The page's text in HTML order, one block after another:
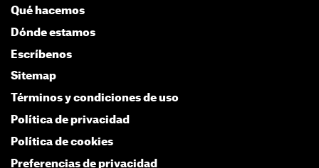
Qué hacemos
Dónde estamos
Escríbenos
Sitemap
Términos y condiciones de uso
Política de privacidad
Política de cookies
Preferencias de privacidad